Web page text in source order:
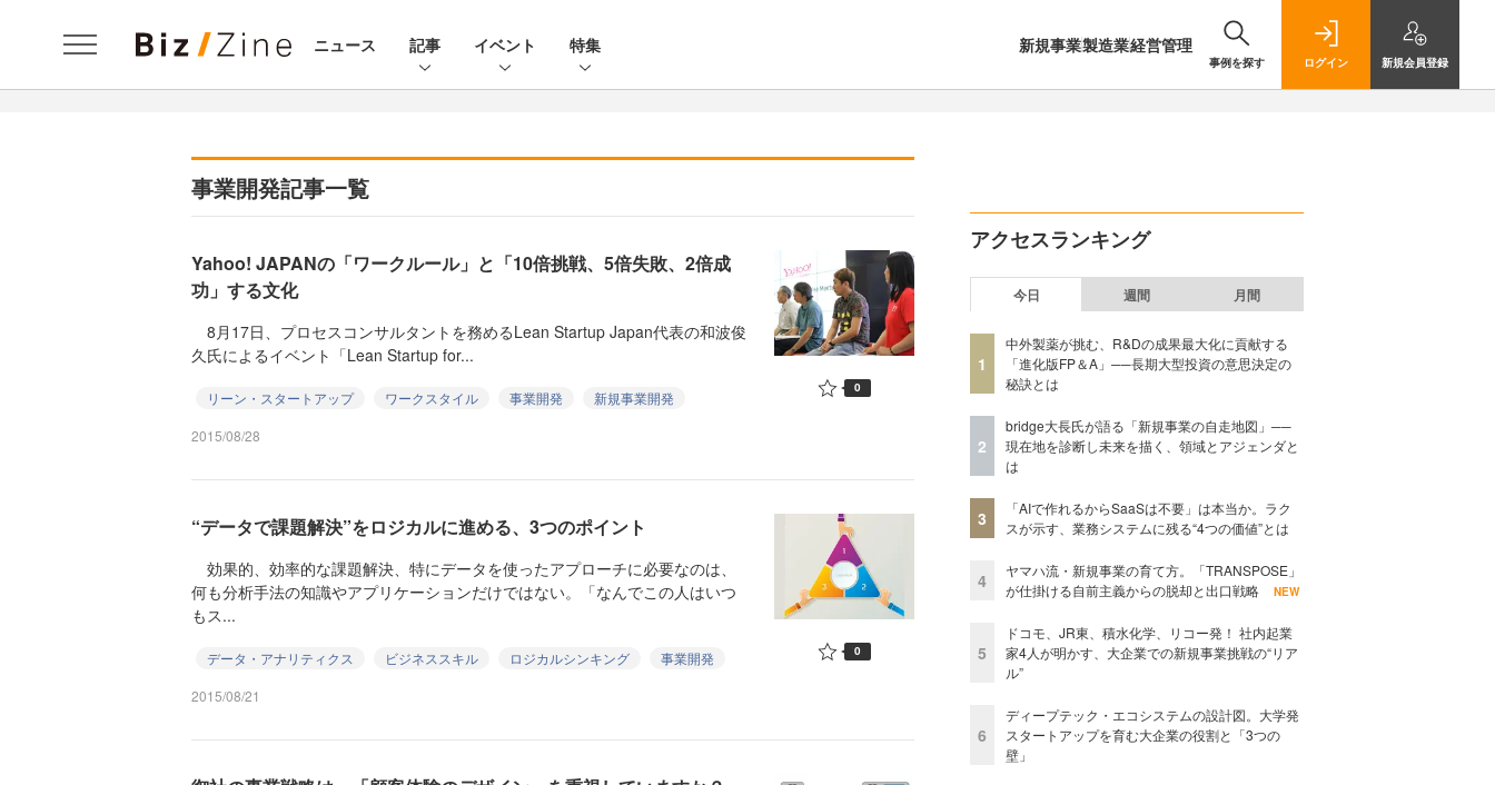
ニュース 記事 イベント 特集 新規事業製造業経営管理
事例を探す ログイン 新規会員登録
事業開発記事一覧
Yahoo! JAPANの「ワークルール」と「10倍挑戦、5倍失敗、2倍成
功」する文化
8月17日、プロセスコンサルタントを務めるLean Startup Japan代表の和波俊
久氏によるイベント「Lean Startup for...
リーン・スタートアップ ワークスタイル 事業開発
新規事業開発
2015/08/28
0
“データで課題解決”をロジカルに進める、3つのポイント
効果的、効率的な課題解決、特にデータを使ったアプローチに必要なのは、
何も分析手法の知識やアプリケーションだけではない。「なんでこの人はいつ
もス...
データ・アナリティクス ビジネススキル ロジカルシンキング
事業開発
2015/08/21
0
アクセスランキング
今日 週間 月間
1
中外製薬が挑む、R&Dの成果最大化に貢献する
「進化版FP＆A」──長期大型投資の意思決定の
秘訣とは
2
bridge大長氏が語る「新規事業の自走地図」──
現在地を診断し未来を描く、領域とアジェンダと
は
3
「AIで作れるからSaaSは不要」は本当か。ラク
スが示す、業務システムに残る“4つの価値”とは
4
ヤマハ流・新規事業の育て方。「TRANSPOSE」
が仕掛ける自前主義からの脱却と出口戦略
NEW
5
ドコモ、JR東、積水化学、リコー発！ 社内起業
家4人が明かす、大企業での新規事業挑戦の“リア
ル”
6
ディープテック・エコシステムの設計図。大学発
スタートアップを育む大企業の役割と「3つの
壁」